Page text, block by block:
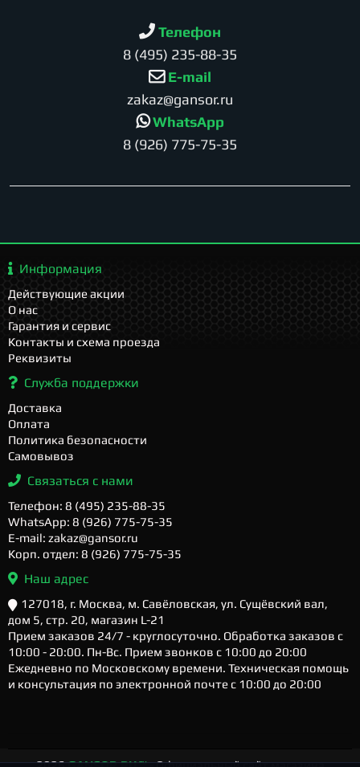
Телефон
8 (495) 235-88-35
E-mail
zakaz@gansor.ru
WhatsApp
8 (926) 775-75-35
Информация
Действующие акции
О нас
Гарантия и сервис
Контакты и схема проезда
Реквизиты
Служба поддержки
Доставка
Оплата
Политика безопасности
Самовывоз
Связаться с нами
Телефон: 8 (495) 235-88-35
WhatsApp: 8 (926) 775-75-35
E-mail: zakaz@gansor.ru
Корп. отдел: 8 (926) 775-75-35
Наш адрес
127018, г. Москва, м. Савёловская, ул. Сущёвский вал,
дом 5, стр. 20, магазин L-21
Прием заказов 24/7 - круглосуточно. Обработка заказов с
10:00 - 20:00. Пн-Вс. Прием звонков с 10:00 до 20:00
Ежедневно по Московскому времени. Техническая помощь
и консультация по электронной почте с 10:00 до 20:00